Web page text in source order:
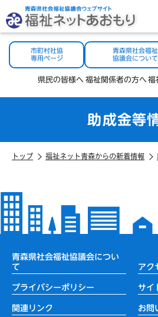
市町村社協
専用ページ
青森県社会福祉
協議会について
県民の皆様へ 福祉関係者の方へ福
助成金等
トップ 福祉ネット青森からの新着情報
青森県社会福祉協議会につい
て
アク
プライバシーポリシー サイ
関連リンク お問